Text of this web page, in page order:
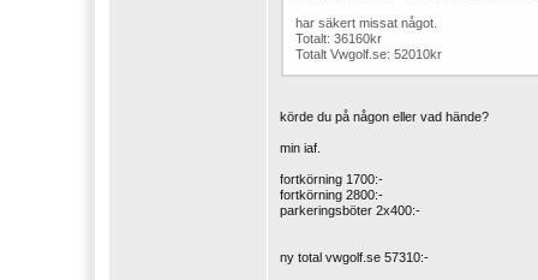
har säkert missat något.
Totalt: 36160kr
Totalt Vwgolf.se: 52010kr
körde du på någon eller vad hände?
min iaf.
fortkörning 1700:-
fortkörning 2800:-
parkeringsböter 2x400:-
ny total vwgolf.se 57310:-